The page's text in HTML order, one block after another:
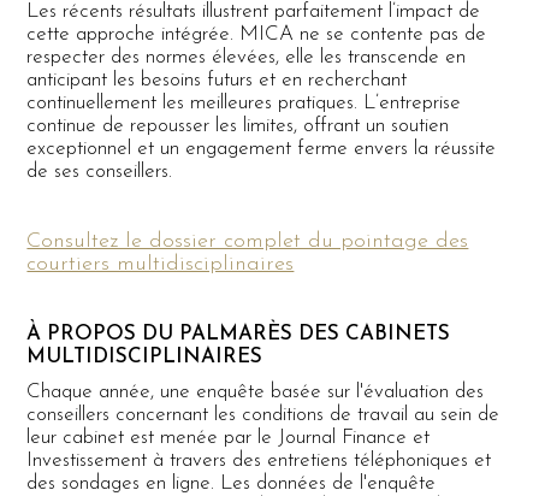
Les récents résultats illustrent parfaitement l’impact de
cette approche intégrée. MICA ne se contente pas de
respecter des normes élevées, elle les transcende en
anticipant les besoins futurs et en recherchant
continuellement les meilleures pratiques. L’entreprise
continue de repousser les limites, offrant un soutien
exceptionnel et un engagement ferme envers la réussite
de ses conseillers.
Consultez le dossier complet du pointage des
courtiers multidisciplinaires
À PROPOS DU PALMARÈS DES CABINETS
MULTIDISCIPLINAIRES
Chaque année, une enquête basée sur l'évaluation des
conseillers concernant les conditions de travail au sein de
leur cabinet est menée par le Journal Finance et
Investissement à travers des entretiens téléphoniques et
des sondages en ligne. Les données de l'enquête